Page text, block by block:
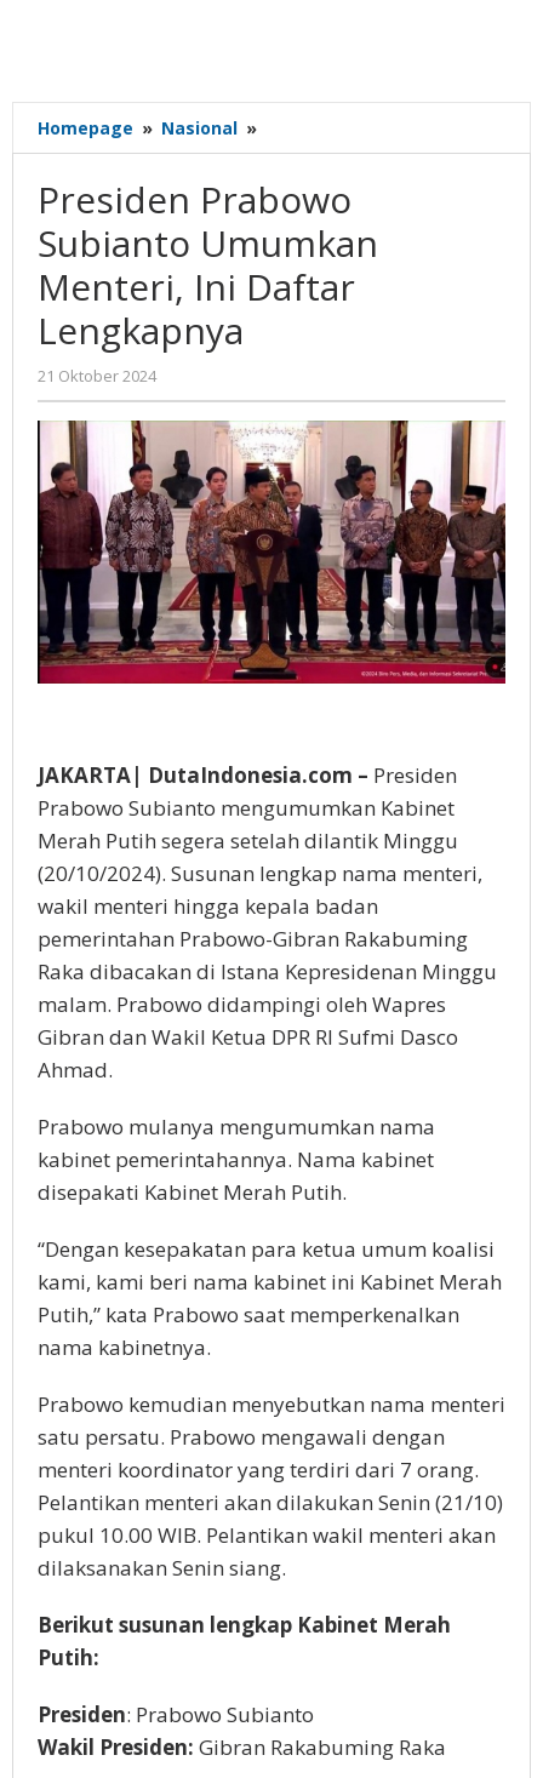
Homepage » Nasional »
Prabowo
Umumkan
Menteri,
Ini
Daftar
Lengkapnya
Presiden Prabowo
Subianto Umumkan
Menteri, Ini Daftar
Lengkapnya
21 Oktober 2024
Gatot
Susanto
JAKARTA| DutaIndonesia.com – Presiden
Prabowo Subianto mengumumkan Kabinet
Merah Putih segera setelah dilantik Minggu
(20/10/2024). Susunan lengkap nama menteri,
wakil menteri hingga kepala badan
pemerintahan Prabowo-Gibran Rakabuming
Raka dibacakan di Istana Kepresidenan Minggu
malam. Prabowo didampingi oleh Wapres
Gibran dan Wakil Ketua DPR RI Sufmi Dasco
Ahmad.
Prabowo mulanya mengumumkan nama
kabinet pemerintahannya. Nama kabinet
disepakati Kabinet Merah Putih.
“Dengan kesepakatan para ketua umum koalisi
kami, kami beri nama kabinet ini Kabinet Merah
Putih,” kata Prabowo saat memperkenalkan
nama kabinetnya.
Prabowo kemudian menyebutkan nama menteri
satu persatu. Prabowo mengawali dengan
menteri koordinator yang terdiri dari 7 orang.
Pelantikan menteri akan dilakukan Senin (21/10)
pukul 10.00 WIB. Pelantikan wakil menteri akan
dilaksanakan Senin siang.
Berikut susunan lengkap Kabinet Merah
Putih:
Presiden: Prabowo Subianto
Wakil Presiden: Gibran Rakabuming Raka